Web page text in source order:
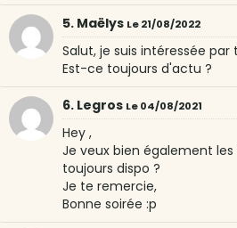
5. Maëlys Le 21/08/2022
Salut, je suis intéressée par
Est-ce toujours d'actu ?
6. Legros Le 04/08/2021
Hey ,
Je veux bien également
toujours dispo ?
Je te remercie,
Bonne soirée :p